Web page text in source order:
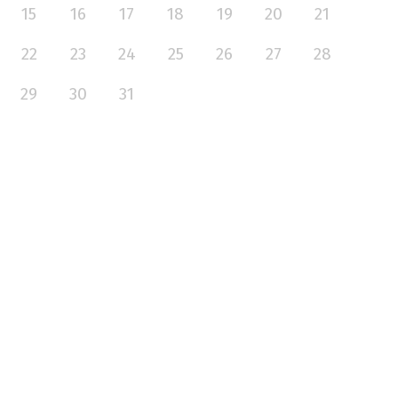
15
16 17 18 19 20
21
22
23 24 25 26 27
28
29
30 31